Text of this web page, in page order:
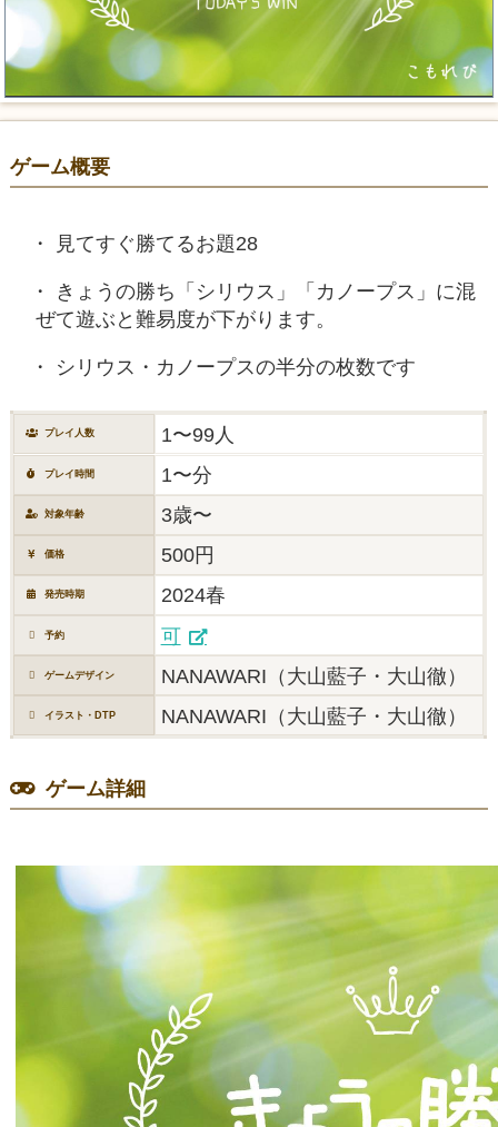
ゲーム概要
見てすぐ勝てるお題28
きょうの勝ち「シリウス」「カノープス」に混
ぜて遊ぶと難易度が下がります。
シリウス・カノープスの半分の枚数です
プレイ人数 1〜99人
プレイ時間 1〜分
対象年齢 3歳〜
価格 500円
発売時期 2024春
予約 可
ゲームデザイン NANAWARI（大山藍子・大山徹）
イラスト・DTP NANAWARI（大山藍子・大山徹）
ゲーム詳細